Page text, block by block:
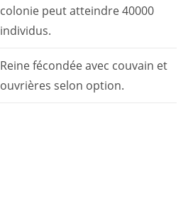
colonie peut atteindre 40000
individus.
Reine fécondée avec couvain et
ouvrières selon option.